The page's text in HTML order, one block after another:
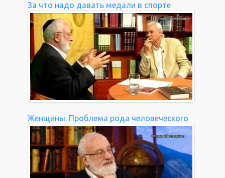
За что надо давать медали в спорте
Женщины. Проблема рода человеческого